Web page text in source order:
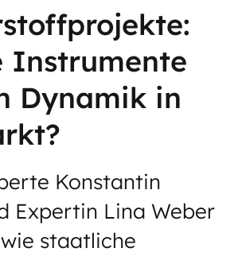
Instrumente
Dynamik in
Konstantin
Expertin Lina Weber
staatliche